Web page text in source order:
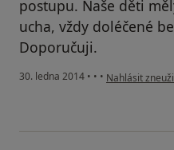
postupu. Naše děti
ucha, vždy doléčené
Doporučuji.
30. ledna 2014 • • • podle názoru
Nahlásit